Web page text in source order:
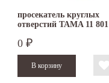
просекатель круглых
отверстий TAMA 11 801
0 ₽